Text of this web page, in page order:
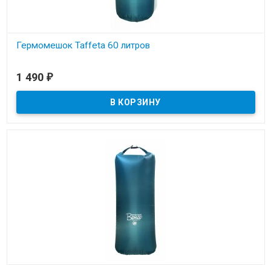
Гермомешок Taffeta 60 литров
1 490 ₽